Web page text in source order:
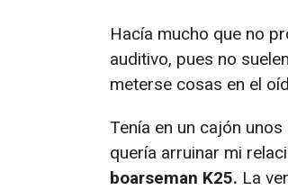
Hacía mucho que no
auditivo, pues no
meterse cosas en el
Tenía en un cajón
quería arruinar mi
boarseman K25. La